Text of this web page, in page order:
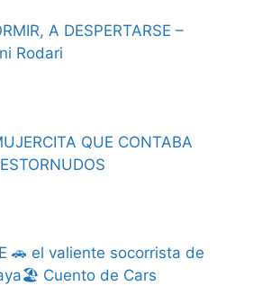
A DESPERTARSE –
Rodari
QUE CONTABA
🚗 el valiente socorrista de
Cuento de Cars